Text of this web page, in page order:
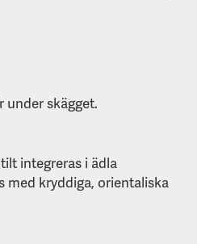
under skägget.
integreras i ädla
med kryddiga, orientaliska